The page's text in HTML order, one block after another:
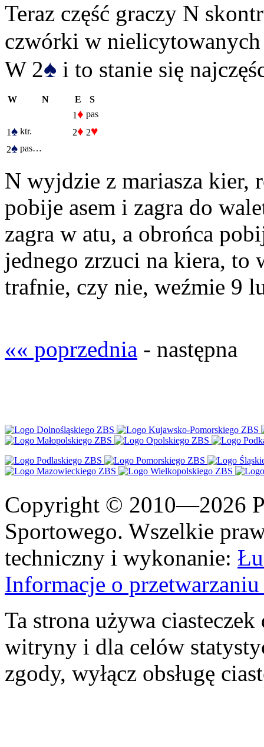
Teraz część graczy N
czwórki w
W 2♠ i to stanie się
W N E
S
1♦ pas
1♠ ktr. 2♦ 2♥
2♠ pas…
N wyjdzie z mariasza kier,
pobije asem i zagra do
zagra w atu, a obrońca
jednego zrzuci na kiera, to
trafnie, czy nie, weźmie 9
«« poprzednia - następna
Copyright © 2010—2026
Sportowego. Wszelkie
techniczny i wykonanie:
Informacje o
Ta strona używa
witryny i dla celów
zgody, wyłącz obsługę